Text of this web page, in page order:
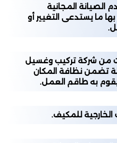
الصيانة المجانية
ما يستدعى التغيير أو
من شركة تركيب وغسيل
تضمن نظافة المكان
يقوم به طاقم العمل.
للمكيف.